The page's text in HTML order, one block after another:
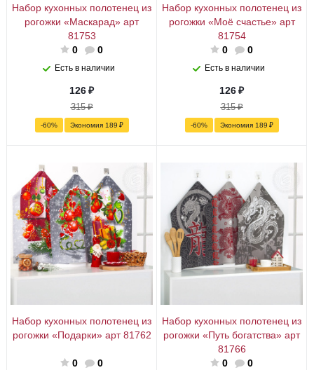
Набор кухонных полотенец из
рогожки «Маскарад» арт
81753
0
0
Есть в наличии
126₽
315₽
-60% Экономия 189 ₽
Набор кухонных полотенец из
рогожки «Моё счастье» арт
81754
0
0
Есть в наличии
126₽
315₽
-60% Экономия 189 ₽
Набор кухонных полотенец из
рогожки «Подарки» арт 81762
0 0
Набор кухонных полотенец из
рогожки «Путь богатства» арт
81766
0
0